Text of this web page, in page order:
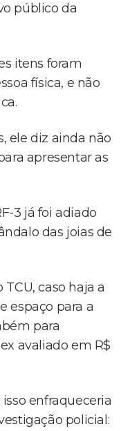
público da
itens foram
física, e não
ele diz ainda não
apresentar as
3 já foi adiado
das joias de
caso haja a
espaço para a
para
avaliado em R$
enfraqueceria
policial: